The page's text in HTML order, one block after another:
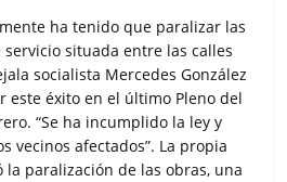
ha tenido que paralizar las
situada entre las calles
socialista Mercedes González
este éxito en el último Pleno del
“Se ha incumplido la ley y
vecinos afectados”. La propia
paralización de las obras, una